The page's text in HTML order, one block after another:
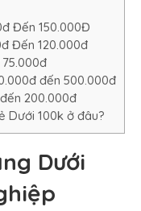
Đến 150.000Đ
Đến 120.000đ
đến 500.000đ
200.000đ
Dưới 100k ở đâu?
Dưới